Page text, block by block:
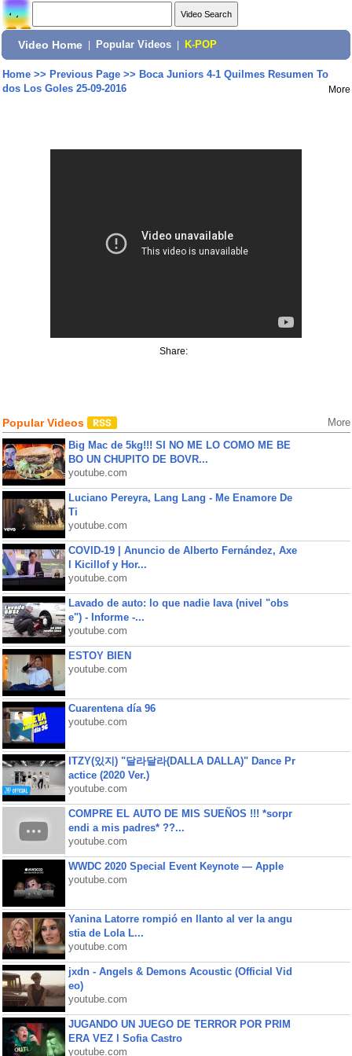
Video Home Popular Videos K-POP
Home>> Previous Page>> Boca Juniors 4-1 Quilmes Resumen To
dos Los Goles 25-09-2016
More
Share:
Popular Videos More
Big Mac de 5kg!!! SI NO ME LO COMO ME BE
BO UN CHUPITO DE BOVR...
youtube.com
Luciano Pereyra, Lang Lang - Me Enamore De
Ti
youtube.com
COVID-19 | Anuncio de Alberto Fernández, Axe
l Kicillof y Hor...
youtube.com
Lavado de auto: lo que nadie lava (nivel "obs
e") - Informe -...
youtube.com
ESTOY BIEN
youtube.com
Cuarentena día 96
youtube.com
ITZY(있지) "달라달라(DALLA DALLA)" Dance Pr
actice (2020 Ver.)
youtube.com
COMPRE EL AUTO DE MIS SUEÑOS !!! *sorpr
endi a mis padres* ??...
youtube.com
WWDC 2020 Special Event Keynote — Apple
youtube.com
Yanina Latorre rompió en llanto al ver la angu
stia de Lola L...
youtube.com
jxdn - Angels & Demons Acoustic (Official Vid
eo)
youtube.com
JUGANDO UN JUEGO DE TERROR POR PRIM
ERA VEZ l Sofia Castro
youtube.com